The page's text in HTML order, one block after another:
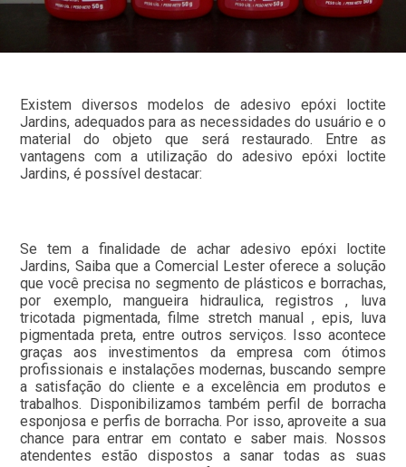
Existem diversos modelos de adesivo epóxi loctite
Jardins, adequados para as necessidades do usuário e o
material do objeto que será restaurado. Entre as
vantagens com a utilização do adesivo epóxi loctite
Jardins, é possível destacar:
Se tem a finalidade de achar adesivo epóxi loctite
Jardins, Saiba que a Comercial Lester oferece a solução
que você precisa no segmento de plásticos e borrachas,
por exemplo, mangueira hidraulica, registros , luva
tricotada pigmentada, filme stretch manual , epis, luva
pigmentada preta, entre outros serviços. Isso acontece
graças aos investimentos da empresa com ótimos
profissionais e instalações modernas, buscando sempre
a satisfação do cliente e a excelência em produtos e
trabalhos. Disponibilizamos também perfil de borracha
esponjosa e perfis de borracha. Por isso, aproveite a sua
chance para entrar em contato e saber mais. Nossos
atendentes estão dispostos a sanar todas as suas